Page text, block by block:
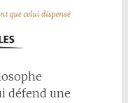
défend une